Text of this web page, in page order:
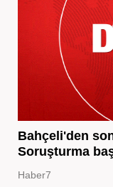
Bahçeli'den
Soruşturma
Haber7